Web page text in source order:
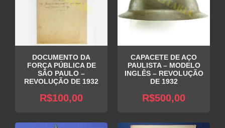
DOCUMENTO DA
FORÇA PÚBLICA DE
SÃO PAULO –
REVOLUÇÃO DE 1932
R$100,00
CAPACETE DE AÇO
PAULISTA – MODELO
INGLÊS – REVOLUÇÃO
DE 1932
R$500,00